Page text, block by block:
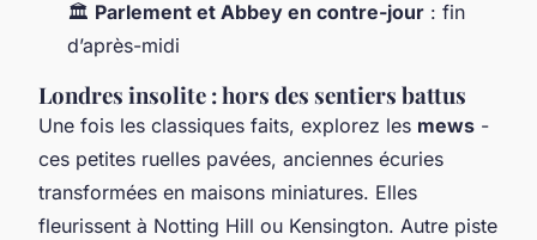
🏛️ Parlement et Abbey en contre-jour : fin
d’après-midi
Londres insolite : hors des sentiers battus
Une fois les classiques faits, explorez les mews -
ces petites ruelles pavées, anciennes écuries
transformées en maisons miniatures. Elles
fleurissent à Notting Hill ou Kensington. Autre piste